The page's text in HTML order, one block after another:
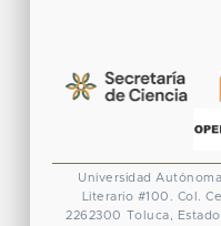
Universidad
Literario #100. Col.
2262300 Toluca,